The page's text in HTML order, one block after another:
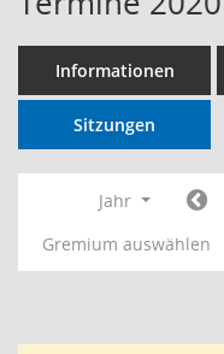
Informationen
Sitzungen
Jahr
Gremium auswählen